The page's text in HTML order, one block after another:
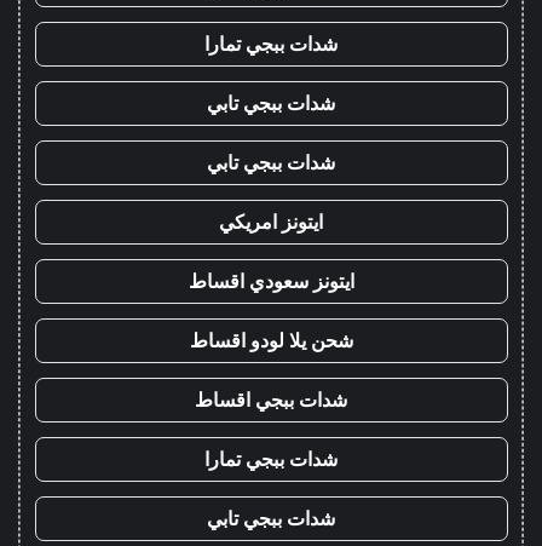
شدات ببجي تمارا
شدات ببجي تابي
شدات ببجي تابي
ايتونز امريكي
ايتونز سعودي اقساط
شحن يلا لودو اقساط
شدات ببجي اقساط
شدات ببجي تمارا
شدات ببجي تابي